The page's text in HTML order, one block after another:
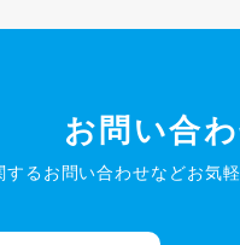
お問い合
するお問い合わせなどお気